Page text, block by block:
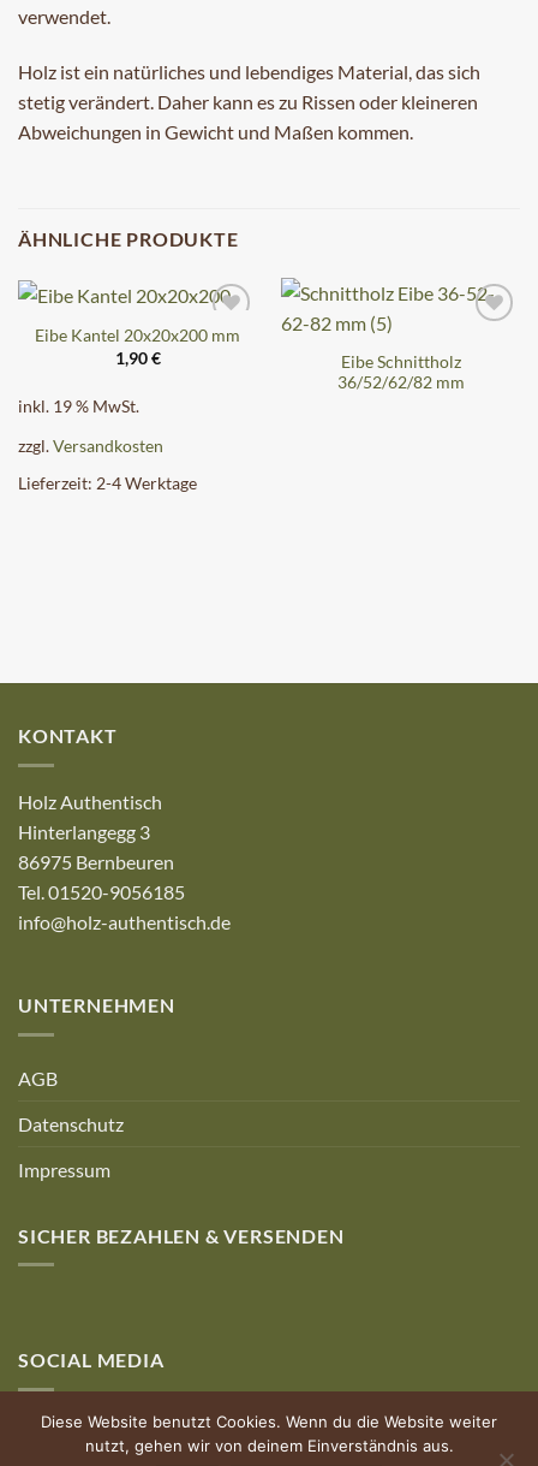
verwendet.
Holz ist ein natürliches und lebendiges Material, das sich
stetig verändert. Daher kann es zu Rissen oder kleineren
Abweichungen in Gewicht und Maßen kommen.
ÄHNLICHE PRODUKTE
Eibe Kantel 20x20x200 mm
1,90€
inkl. 19 % MwSt.
zzgl.Versandkosten
Lieferzeit: 2-4 Werktage
Eibe Schnittholz
36/52/62/82 mm
KONTAKT
Holz Authentisch
Hinterlangegg 3
86975 Bernbeuren
Tel. 01520-9056185
info@holz-authentisch.de
UNTERNEHMEN
AGB
Datenschutz
Impressum
SICHER BEZAHLEN & VERSENDEN
SOCIAL MEDIA
Diese Website benutzt Cookies. Wenn du die Website weiter
nutzt, gehen wir von deinem Einverständnis aus.